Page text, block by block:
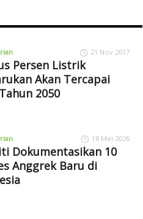
21 Nov 2017
Persen Listrik
Akan Tercapai
2050
18 Mei 2026
Dokumentasikan 10
Anggrek Baru di